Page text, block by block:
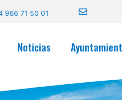
966 71 50 01
Noticias